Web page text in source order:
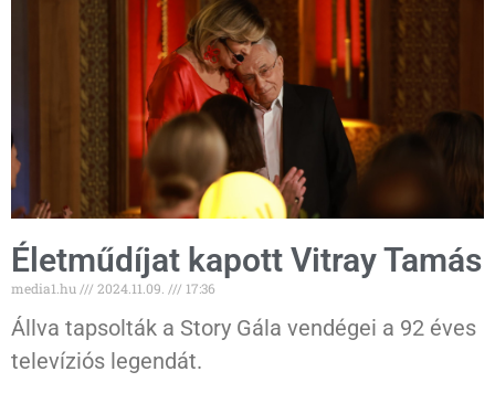
Életműdíjat kapott Vitray Tamás
media1.hu 2024.11.09. 17:36
Állva tapsolták a Story Gála vendégei a 92 éves
televíziós legendát.